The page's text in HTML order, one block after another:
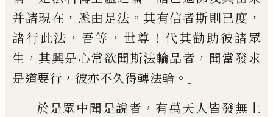
并諸現在 ， 悉由是法 。其有信者斯則已度 ，
諸行此法 ， 吾等 ， 世尊 ！ 代其勸助彼諸眾
生 ，其興是心常欲聞斯法輪品者 ， 聞當發求
是道要行 ， 彼亦不久得轉法輪 。」
於是眾中聞是說者 ， 有萬天人皆發無上